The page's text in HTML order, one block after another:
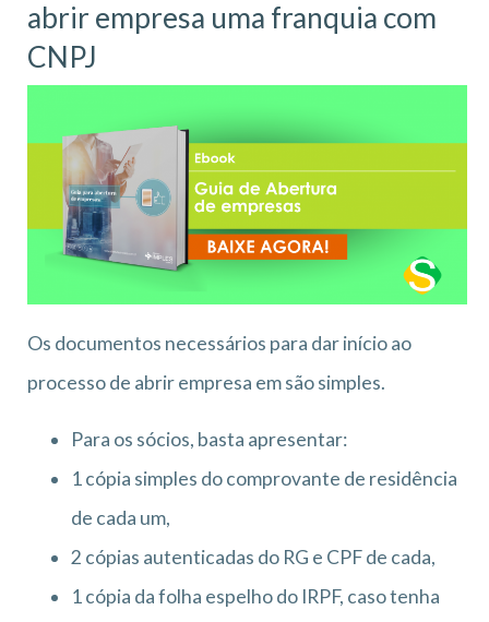
abrir empresa uma franquia com
CNPJ
Os documentos necessários para dar início ao
processo de abrir empresa em são simples.
Para os sócios, basta apresentar:
1 cópia simples do comprovante de residência
de cada um,
2 cópias autenticadas do RG e CPF de cada,
1 cópia da folha espelho do IRPF, caso tenha